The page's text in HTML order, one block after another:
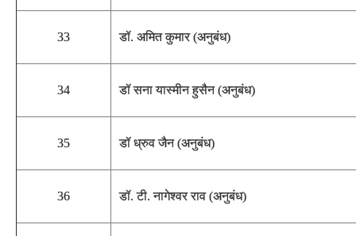
33 डॉ. अमित कुमार (अनुबंध)
34 डॉ सना यास्मीन हुसैन (अनुबंध)
35 डॉ ध्रुव जैन (अनुबंध)
36 डॉ. टी. नागेश्वर राव (अनुबंध)